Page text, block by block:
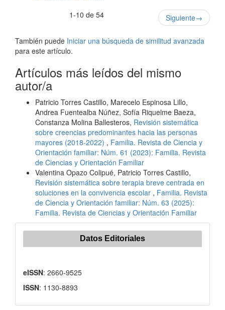
1-10 de 54
Siguiente→
También puede Iniciar una búsqueda de similitud avanzada
para este artículo.
Artículos más leídos del mismo
autor/a
Patricio Torres Castillo, Marecelo Espinosa Lillo,
Andrea Fuentealba Núñez, Sofía Riquelme Baeza,
Constanza Molina Ballesteros, Revisión sistemática
sobre creencias predominantes hacia las personas
mayores (2018-2022) , Familia. Revista de Ciencia y
Orientación familiar: Núm. 61 (2023): Familia. Revista
de Ciencias y Orientación Familiar
Valentina Opazo Colipué, Patricio Torres Castillo,
Revisión sistemática sobre terapia breve centrada en
soluciones en la convivencia escolar , Familia. Revista
de Ciencia y Orientación familiar: Núm. 63 (2025):
Familia. Revista de Ciencias y Orientación Familiar
Datos Editoriales
eISSN: 2660-9525
ISSN: 1130-8893